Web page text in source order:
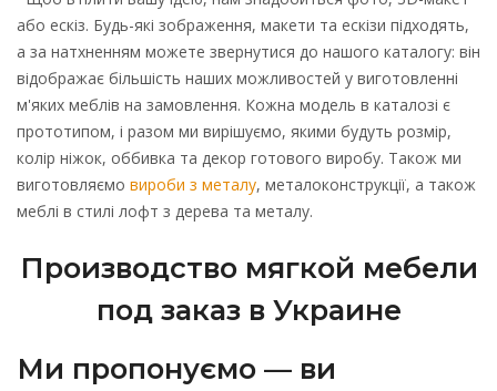
або ескіз. Будь-які зображення, макети та ескізи підходять,
а за натхненням можете звернутися до нашого каталогу: він
відображає більшість наших можливостей у виготовленні
м'яких меблів на замовлення. Кожна модель в каталозі є
прототипом, і разом ми вирішуємо, якими будуть розмір,
колір ніжок, оббивка та декор готового виробу. Також ми
виготовляємо вироби з металу, металоконструкції, а також
меблі в стилі лофт з дерева та металу.
Производство мягкой мебели
под заказ в Украине
Ми пропонуємо — ви